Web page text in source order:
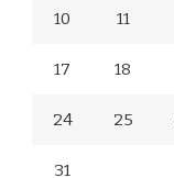
10 11
17 18
24 25
31